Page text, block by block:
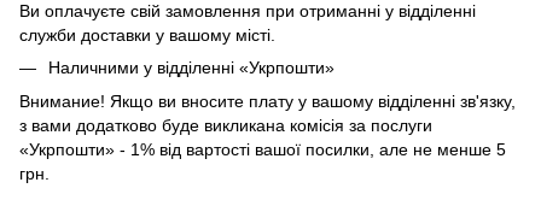
Ви оплачуєте свій замовлення при отриманні у відділенні
служби доставки у вашому місті.
Наличними у відділенні «Укрпошти»
Внимание! Якщо ви вносите плату у вашому відділенні зв'язку,
з вами додатково буде викликана комісія за послуги
«Укрпошти» - 1% від вартості вашої посилки, але не менше 5
грн.